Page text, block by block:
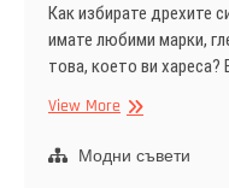
Как избирате дрехите
имате любими марки,
това, което ви хареса?
View MoreКак
своите
Модни съвети